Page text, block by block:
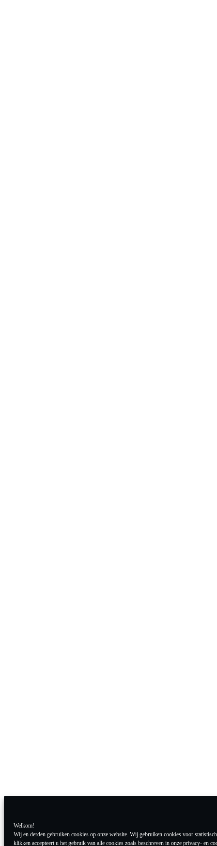
Welkom!
Wij en derden gebruiken cookies op onze website. Wij gebruiken cookies voor
klikken accepteert u het gebruik van alle cookies zoals beschreven in onze privacy- en